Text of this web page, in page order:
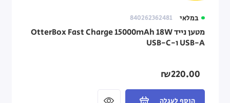
במלאי 840262362481
מטען נייד OtterBox Fast Charge 15000mAh 18W
USB-A ו-USB-C
₪220.00
הוסף לעגלה